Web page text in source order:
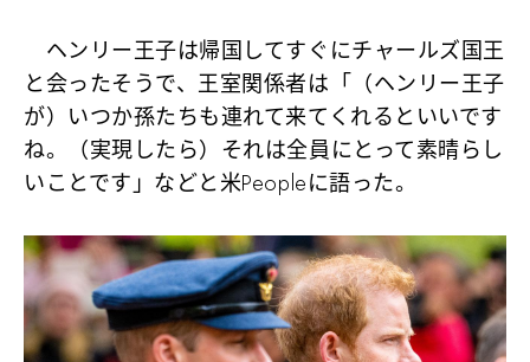
ヘンリー王子は帰国してすぐにチャールズ国王
と会ったそうで、王室関係者は「（ヘンリー王子
が）いつか孫たちも連れて来てくれるといいです
ね。（実現したら）それは全員にとって素晴らし
いことです」などと米Peopleに語った。